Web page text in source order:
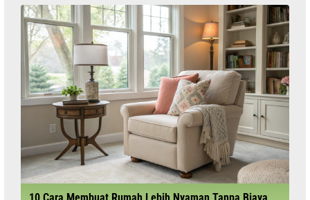
10 Cara Membuat Rumah Lebih Nyaman Tanpa Biaya